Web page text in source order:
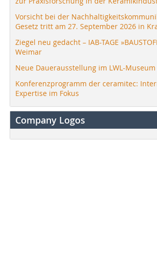
Vorsicht bei der
Gesetz tritt am 27. September 2026 in
Ziegel neu gedacht – IAB-TAGE
Weimar
Neue Dauerausstellung im LWL-Museum
Konferenzprogramm der ceramitec:
Expertise im Fokus
Company Logos